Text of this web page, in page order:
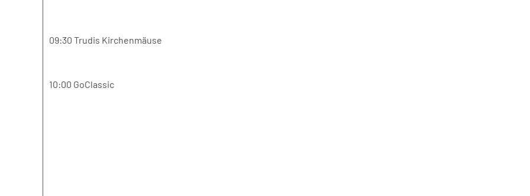
09:30 Trudis Kirchenmäuse
10:00 GoClassic